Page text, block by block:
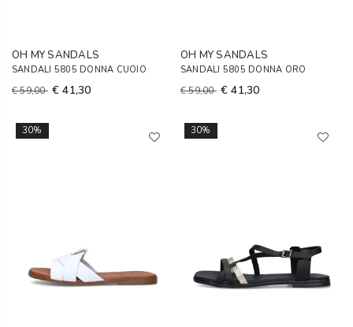
OH MY SANDALS
SANDALI 5805 DONNA CUOIO
€ 59,00 € 41,30
OH MY SANDALS
SANDALI 5805 DONNA ORO
€ 59,00 € 41,30
30% 30%